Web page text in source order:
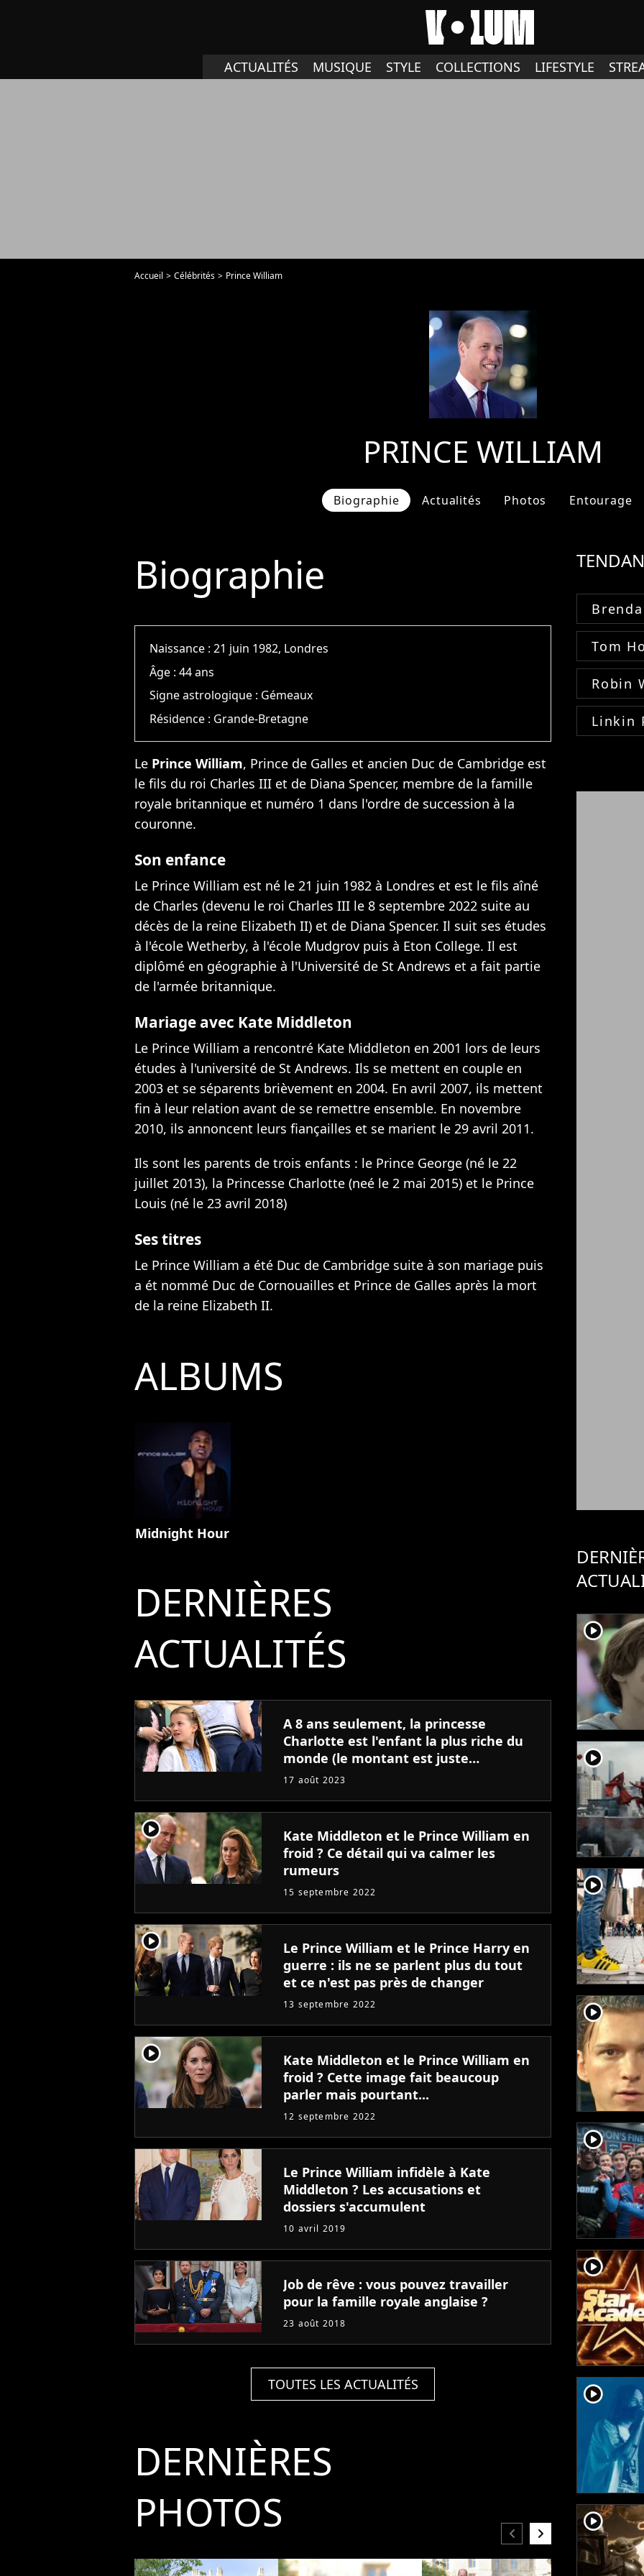
ACTUALITÉS MUSIQUE STYLE COLLECTIONS LIFESTYLE
Accueil Célébrités Prince William
PRINCE WILLIAM
Biographie Actualités Photos Entourage
Biographie
Naissance :21 juin 1982, Londres
Âge :44 ans
Signe astrologique : Gémeaux
Résidence : Grande-Bretagne
Le Prince William, Prince de Galles et ancien Duc de Cambridge est
le fils du roi Charles III et de Diana Spencer, membre de la famille
royale britannique et numéro 1 dans l'ordre de succession à la
couronne.
Son enfance
Le Prince William est né le 21 juin 1982 à Londres et est le fils aîné
de Charles (devenu le roi Charles III le 8 septembre 2022 suite au
décès de la reine Elizabeth II) et de Diana Spencer. Il suit ses études
à l'école Wetherby, à l'école Mudgrov puis à Eton College. Il est
diplômé en géographie à l'Université de St Andrews et a fait partie
de l'armée britannique.
Mariage avec Kate Middleton
Le Prince William a rencontré Kate Middleton en 2001 lors de leurs
études à l'université de St Andrews. Ils se mettent en couple en
2003 et se séparents brièvement en 2004. En avril 2007, ils mettent
fin à leur relation avant de se remettre ensemble. En novembre
2010, ils annoncent leurs fiançailles et se marient le 29 avril 2011.
Ils sont les parents de trois enfants : le Prince George (né le 22
juillet 2013), la Princesse Charlotte (neé le 2 mai 2015) et le Prince
Louis (né le 23 avril 2018)
Ses titres
Le Prince William a été Duc de Cambridge suite à son mariage puis
a ét nommé Duc de Cornouailles et Prince de Galles après la mort
de la reine Elizabeth II.
ALBUMS
Midnight Hour
DERNIÈRES
ACTUALITÉS
A 8 ans seulement, la princesse
Charlotte est l'enfant la plus riche du
monde (le montant est juste
hallucinant)
17 août 2023
player2
Kate Middleton et le Prince William en
froid ? Ce détail qui va calmer les
rumeurs
15 septembre 2022
player2
Le Prince William et le Prince Harry en
guerre : ils ne se parlent plus du tout
et ce n'est pas près de changer
13 septembre 2022
player2
Kate Middleton et le Prince William en
froid ? Cette image fait beaucoup
parler mais pourtant...
12 septembre 2022
Le Prince William infidèle à Kate
Middleton ? Les accusations et
dossiers s'accumulent
10 avril 2019
Job de rêve : vous pouvez travailler
pour la famille royale anglaise ?
23 août 2018
TOUTES LES ACTUALITÉS
DERNIÈRES
PHOTOS
chevron_left chevron_right
Tom
Robin
Linkin
player2
player2
player2
player2
player2
player2
player2
player2